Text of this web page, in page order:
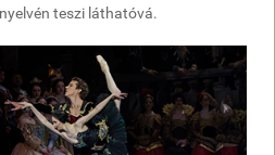
teszi láthatóvá.